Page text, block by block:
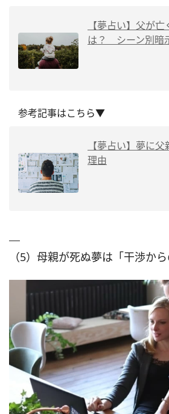
【夢占い】父が
は？ シーン別暗
参考記事はこちら▼
【夢占い】夢に
理由
（5）母親が死ぬ夢は「干渉か